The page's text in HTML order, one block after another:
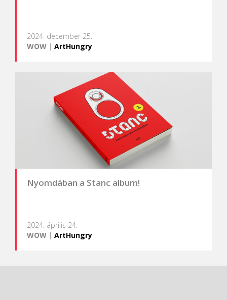
2024. december 25.
WOW | ArtHungry
Nyomdában a Stanc album!
2024. április 24.
WOW | ArtHungry